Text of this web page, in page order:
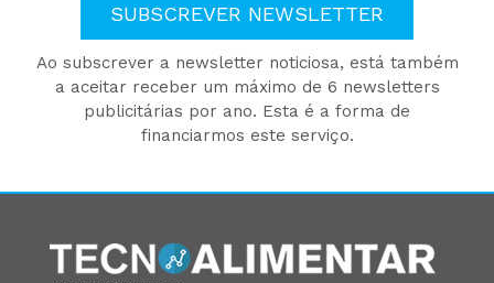
SUBSCREVER NEWSLETTER
Ao subscrever a newsletter noticiosa, está também
a aceitar receber um máximo de 6 newsletters
publicitárias por ano. Esta é a forma de
financiarmos este serviço.